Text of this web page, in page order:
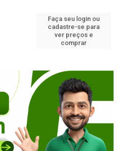
Faça seu login ou
cadastre-se para
ver preços e
comprar